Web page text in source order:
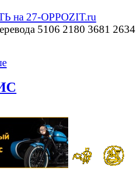
на 27-OPPOZIT.ru
5106 2180 3681 2634